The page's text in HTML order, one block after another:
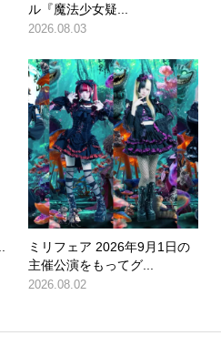
ル『魔法少女疑...
2026.08.03
ミリフェア 2026年9月1日の
主催公演をもってグ...
2026.08.02